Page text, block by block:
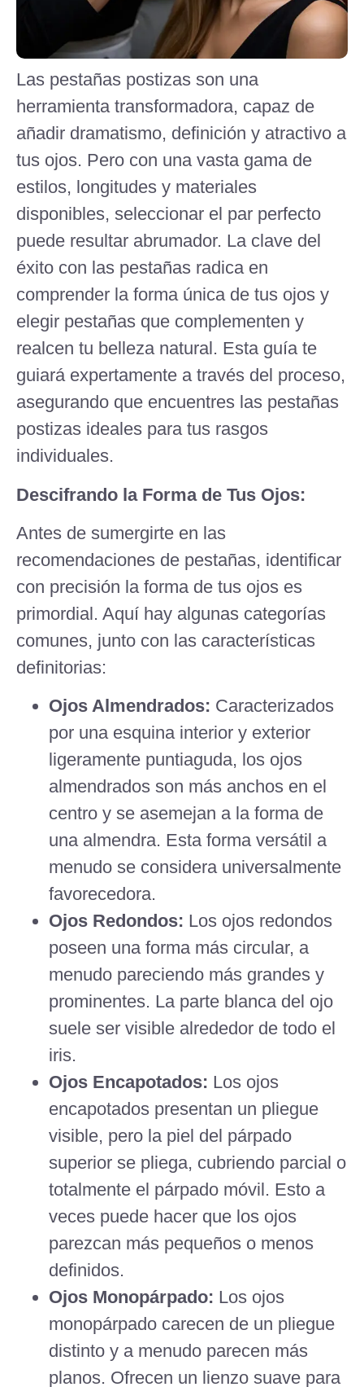
Las pestañas postizas son una
herramienta transformadora, capaz de
añadir dramatismo, definición y atractivo a
tus ojos. Pero con una vasta gama de
estilos, longitudes y materiales
disponibles, seleccionar el par perfecto
puede resultar abrumador. La clave del
éxito con las pestañas radica en
comprender la forma única de tus ojos y
elegir pestañas que complementen y
realcen tu belleza natural. Esta guía te
guiará expertamente a través del proceso,
asegurando que encuentres las pestañas
postizas ideales para tus rasgos
individuales.
Descifrando la Forma de Tus Ojos:
Antes de sumergirte en las
recomendaciones de pestañas, identificar
con precisión la forma de tus ojos es
primordial. Aquí hay algunas categorías
comunes, junto con las características
definitorias:
Ojos Almendrados: Caracterizados
por una esquina interior y exterior
ligeramente puntiaguda, los ojos
almendrados son más anchos en el
centro y se asemejan a la forma de
una almendra. Esta forma versátil a
menudo se considera universalmente
favorecedora.
Ojos Redondos: Los ojos redondos
poseen una forma más circular, a
menudo pareciendo más grandes y
prominentes. La parte blanca del ojo
suele ser visible alrededor de todo el
iris.
Ojos Encapotados: Los ojos
encapotados presentan un pliegue
visible, pero la piel del párpado
superior se pliega, cubriendo parcial o
totalmente el párpado móvil. Esto a
veces puede hacer que los ojos
parezcan más pequeños o menos
definidos.
Ojos Monopárpado: Los ojos
monopárpado carecen de un pliegue
distinto y a menudo parecen más
planos. Ofrecen un lienzo suave para